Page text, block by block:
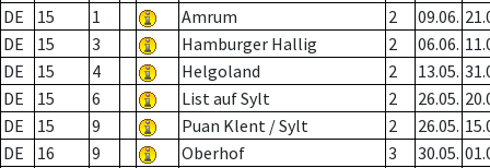
DE
15 1 Amrum 2 09.06.
DE
15 3 Hamburger Hallig 2 06.06.
DE
15 4 Helgoland 2 13.05.
DE
15 6 List auf Sylt 2 26.05.
DE
15 9 Puan Klent / Sylt 2 26.05.
DE
16 9 Oberhof 3 30.05.